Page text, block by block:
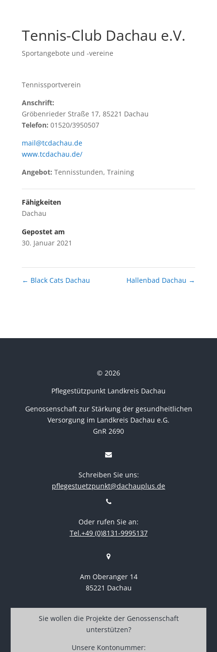
Tennis-Club Dachau e.V.
Sportangebote und -vereine
Tennissportverein
Anschrift:
Gröbenrieder Straße 17, 85221 Dachau
Telefon: 01520/3950507
mail@tcdachau.de
www.tcdachau.de/
Angebot: Tennisstunden, Training
Fähigkeiten
Dachau
Gepostet am
30. Januar 2021
← Black Cats Dachau Hallenbad Dachau →
© 2026
Pflegestützpunkt Landkreis Dachau
Genossenschaft zur Stärkung der gesundheitlichen
Versorgung im Landkreis Dachau e.G.
GnR 2690
Schreiben Sie uns:
pflegestuetzpunkt@dachauplus.de
Oder rufen Sie an:
Tel.+49 (0)8131-9995137
Am Oberanger 14
85221 Dachau
Sie wollen die Projekte der Genossenschaft
unterstützen?
Unsere Kontonummer: